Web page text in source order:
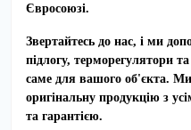
Євросоюзі.
Звертайтесь до нас, і ми
підлогу, терморегулятори
саме для вашого об'єкта.
оригінальну продукцію з
та гарантією.